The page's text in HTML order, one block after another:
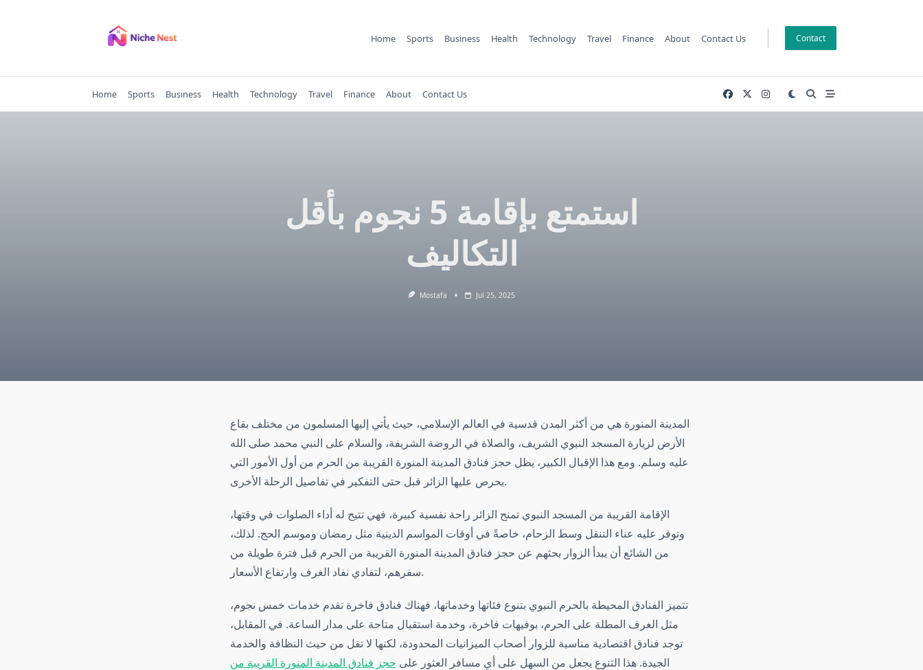
Home Sports Business Health Technology Travel Finance About Contact Us Contact
Home Sports Business Health Technology Travel Finance About Contact Us
استمتع بإقامة 5 نجوم بأقل
التكاليف
Mostafa Jul 25, 2025
المدينة المنورة هي من أكثر المدن قدسية في العالم الإسلامي، حيث يأتي إليها المسلمون من مختلف بقاع
الأرض لزيارة المسجد النبوي الشريف، والصلاة في الروضة الشريفة، والسلام على النبي محمد صلى الله
عليه وسلم. ومع هذا الإقبال الكبير، يظل حجز فنادق المدينة المنورة القريبة من الحرم من أول الأمور التي
يحرص عليها الزائر قبل حتى التفكير في تفاصيل الرحلة الأخرى.
الإقامة القريبة من المسجد النبوي تمنح الزائر راحة نفسية كبيرة، فهي تتيح له أداء الصلوات في وقتها،
وتوفر عليه عناء التنقل وسط الزحام، خاصةً في أوقات المواسم الدينية مثل رمضان وموسم الحج. لذلك،
من الشائع أن يبدأ الزوار بحثهم عن حجز فنادق المدينة المنورة القريبة من الحرم قبل فترة طويلة من
سفرهم، لتفادي نفاد الغرف وارتفاع الأسعار.
تتميز الفنادق المحيطة بالحرم النبوي بتنوع فئاتها وخدماتها، فهناك فنادق فاخرة تقدم خدمات خمس نجوم،
مثل الغرف المطلة على الحرم، بوفيهات فاخرة، وخدمة استقبال متاحة على مدار الساعة. في المقابل،
توجد فنادق اقتصادية مناسبة للزوار أصحاب الميزانيات المحدودة، لكنها لا تقل من حيث النظافة والخدمة
الجيدة. هذا التنوع يجعل من السهل على أي مسافر العثور على حجز فنادق المدينة المنورة القريبة من